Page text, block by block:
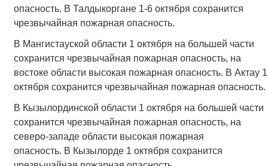
опасность. В Талдыкоргане 1-6 октября сохранится
чрезвычайная пожарная опасность.
В Мангистауской области 1 октября на большей части
сохранится чрезвычайная пожарная опасность, на
востоке области высокая пожарная опасность. В Актау 1
октября сохранится чрезвычайная пожарная опасность.
В Кызылординской области 1 октября на большей части
сохранится чрезвычайная пожарная опасность, на
северо-западе области высокая пожарная
опасность. В Кызылорде 1 октября сохранится